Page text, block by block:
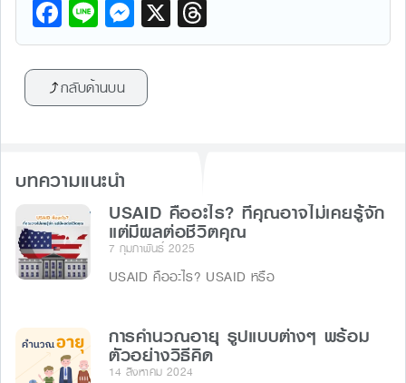
F
a
c
e
o
k
Li
n
e
M
e
s
s
er
X
hr
กลับด้านบน
บทความแนะนำ
USAID คืออะไร? ที่คุณอาจไม่เคยรู้จัก
แต่มีผลต่อชีวิตคุณ
7 กุมภาพันธ์ 2025
USAID คืออะไร? USAID หรือ
การคำนวณอายุ รูปแบบต่างๆ พร้อม
ตัวอย่างวิธีคิด
14 สิงหาคม 2024